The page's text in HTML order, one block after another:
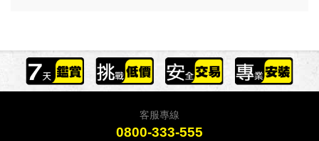
客服專線
0800-333-555